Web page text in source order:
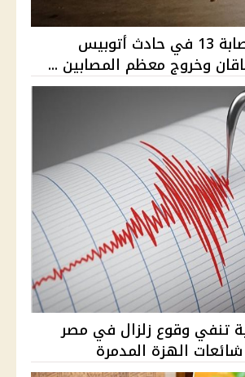
وفاة طفل وإصابة 13 في حادث أتوبيس
وخروج معظم المصابين ...
تنفي وقوع زلزال في مصر
الهزة المدمرة